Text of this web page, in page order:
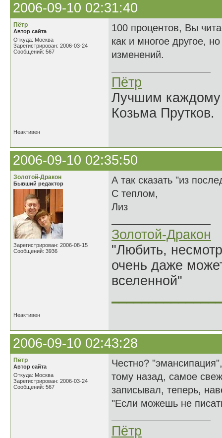
2006-09-10 02:31:40
Пётр
Автор сайта
Откуда: Москва
Зарегистрирован: 2006-03-24
Сообщений: 567
100 процентов, Вы
как и многое другое,
изменений.
Пётр
Лучшим каждому
Козьма Прутков.
Неактивен
2006-09-10 02:35:50
Золотой-Дракон
Бывший редактор
Зарегистрирован: 2006-08-15
Сообщений: 3936
А так сказать "из
С теплом,
Лиз
Золотой-Дракон
"Любить,
очень даже
вселенной"
Неактивен
2006-09-10 02:43:28
Пётр
Автор сайта
Откуда: Москва
Зарегистрирован: 2006-03-24
Сообщений: 567
Честно?
тому назад, самое
записывал, теперь,
"Если можешь не
Пётр